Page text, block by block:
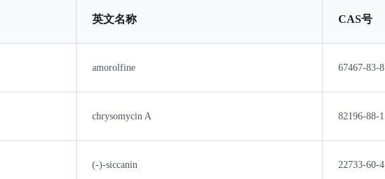
英文名称 CAS号
amorolfine 67467-83-8
chrysomycin A 82196-88-1
(-)-siccanin 22733-60-4